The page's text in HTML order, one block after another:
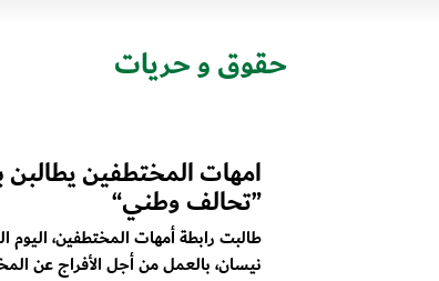
حقوق و حريات
امهات المختطفين
”تحالف وطني“
نيسان، بالعمل من أجل الأفراج عن